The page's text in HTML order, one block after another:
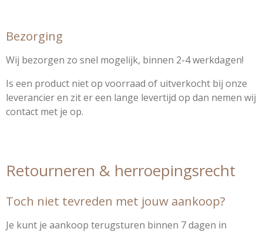
Bezorging
Wij bezorgen zo snel mogelijk, binnen 2-4 werkdagen!
Is een product niet op voorraad of uitverkocht bij onze
leverancier en zit er een lange levertijd op dan nemen wij
contact met je op.
Retourneren & herroepingsrecht
Toch niet tevreden met jouw aankoop?
Je kunt je aankoop terugsturen binnen 7 dagen in